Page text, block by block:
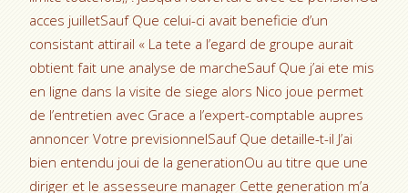
acces juilletSauf Que celui-ci avait beneficie d’un
consistant attirail « La tete a l’egard de groupe aurait
obtient fait une analyse de marcheSauf Que j’ai ete mis
en ligne dans la visite de siege alors Nico joue permet
de l’entretien avec Grace a l’expert-comptable aupres
annoncer Votre previsionnelSauf Que detaille-t-il J’ai
bien entendu joui de la generationOu au titre que une
diriger et le assesseure manager Cette generation m’a